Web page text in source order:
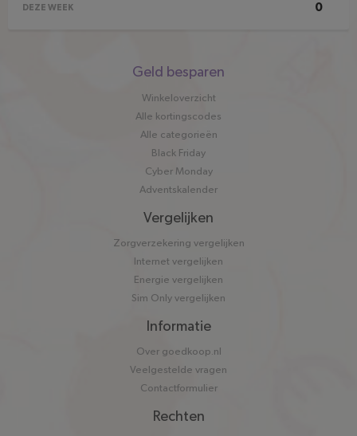
DEZE WEEK 0
Geld besparen
Winkeloverzicht
Alle kortingscodes
Alle categorieën
Black Friday
Cyber Monday
Adventskalender
Vergelijken
Zorgverzekering vergelijken
Internet vergelijken
Energie vergelijken
Sim Only vergelijken
Informatie
Over goedkoop.nl
Veelgestelde vragen
Contactformulier
Rechten